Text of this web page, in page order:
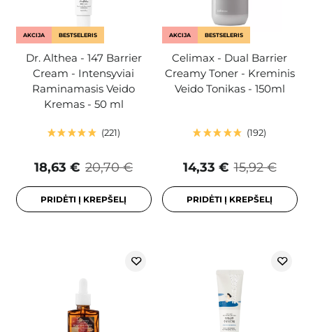
AKCIJA BESTSELERIS
Dr. Althea - 147 Barrier
Cream - Intensyviai
Raminamasis Veido
Kremas - 50 ml
221
20,70 €
18,63 €
PRIDĖTI Į KREPŠELĮ
AKCIJA BESTSELERIS
Celimax - Dual Barrier
Creamy Toner - Kreminis
Veido Tonikas - 150ml
192
15,92 €
14,33 €
PRIDĖTI Į KREPŠELĮ